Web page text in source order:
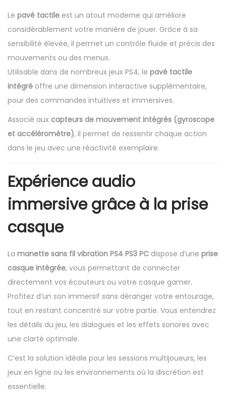
Le pavé tactile est un atout moderne qui améliore
considérablement votre manière de jouer. Grâce à sa
sensibilité élevée, il permet un contrôle fluide et précis des
mouvements ou des menus.
Utilisable dans de nombreux jeux PS4, le pavé tactile
intégré offre une dimension interactive supplémentaire,
pour des commandes intuitives et immersives.
Associé aux capteurs de mouvement intégrés (gyroscope
et accéléromètre), il permet de ressentir chaque action
dans le jeu avec une réactivité exemplaire.
Expérience audio
immersive grâce à la prise
casque
La manette sans fil vibration PS4 PS3 PC dispose d’une prise
casque intégrée, vous permettant de connecter
directement vos écouteurs ou votre casque gamer.
Profitez d’un son immersif sans déranger votre entourage,
tout en restant concentré sur votre partie. Vous entendrez
les détails du jeu, les dialogues et les effets sonores avec
une clarté optimale.
C’est la solution idéale pour les sessions multijoueurs, les
jeux en ligne ou les environnements où la discrétion est
essentielle.